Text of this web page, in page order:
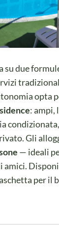
due
opta
: ampi,
Gli
— ideali
amici.
per il